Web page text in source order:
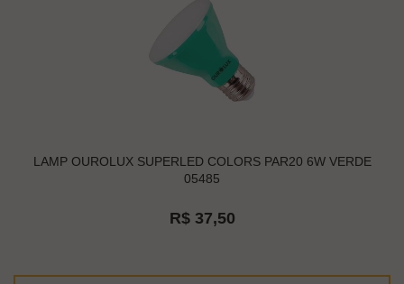
LAMP OUROLUX SUPERLED COLORS PAR20 6W VERDE
05485
R$ 37,50